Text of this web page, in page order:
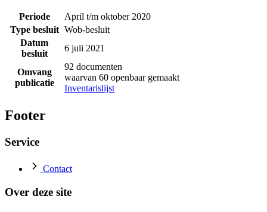
Periode
April t/m oktober 2020
Type besluit Wob-besluit
Datum
besluit
6 juli 2021
Omvang
publicatie
92 documenten
waarvan 60 openbaar gemaakt
Inventarislijst
Footer
Service
Contact
Over deze site